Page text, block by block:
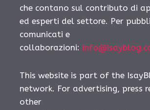
che contano sul contributo di
ed esperti del settore. Per
comunicati e
collaborazioni:
This website is part of the
network. For advertising, press
other